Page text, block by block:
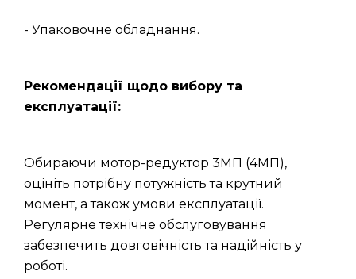
- Упаковочне обладнання.
Рекомендації щодо вибору та
експлуатації:
Обираючи мотор-редуктор 3МП (4МП),
оцініть потрібну потужність та крутний
момент, а також умови експлуатації.
Регулярне технічне обслуговування
забезпечить довговічність та надійність у
роботі.